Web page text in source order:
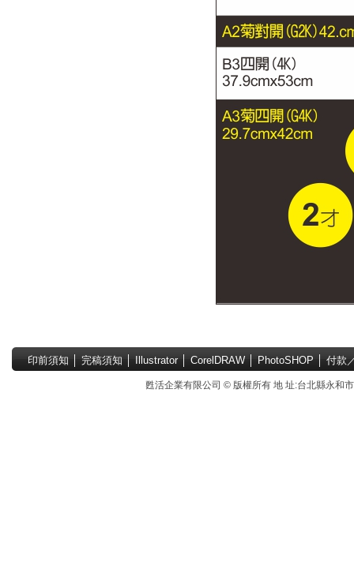
印前須知 完稿須知 Illustrator│ CorelDRAW│ PhotoSHOP 付款
甦活企業有限公司 © 版權所有 地 址:台北縣永